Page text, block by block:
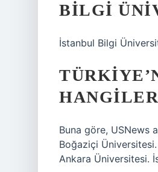
BILGI
İstanbul Bilgi
Buna göre, USNews
Boğaziçi
Ankara Üniversitesi.